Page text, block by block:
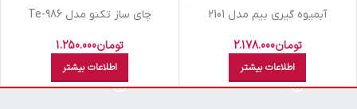
آبميوه گيري بيم مدل 2101
تومان2.178.000
اطلاعات بیشتر
چای ساز تکنو مدل Te-986
تومان1.250.000
اطلاعات بیشتر